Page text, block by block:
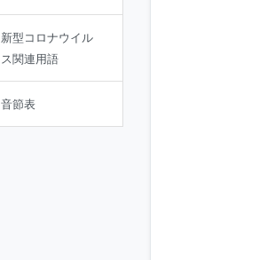
新型コロナウイル
ス関連用語
音節表